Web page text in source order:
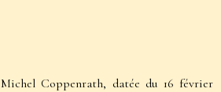
Michel Coppenrath, datée du 16 février